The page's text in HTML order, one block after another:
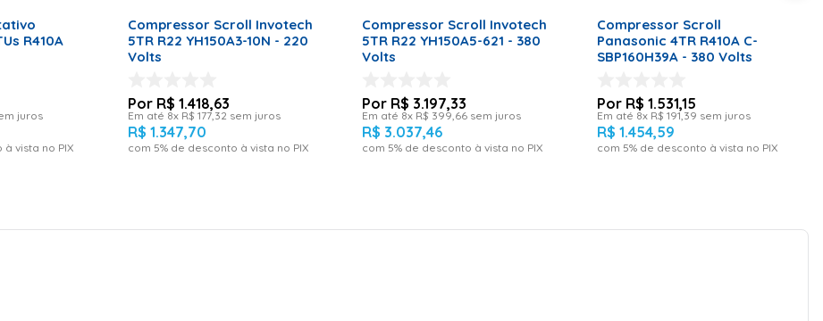
R410A
juros
vista no PIX
Compressor Scroll Invotech
5TR R22 YH150A3-10N - 220
Volts
R$ 1.418,63
Em até 8x R$ 177, 32 sem juros
R$ 1.347,70
com 5% de desconto à vista no PIX
Compressor Scroll Invotech
5TR R22 YH150A5-621 - 380
Volts
R$ 3.197,33
Em até 8x R$ 399 66 sem juros
R$ 3.037,46
com 5% de desconto à vista no PIX
Compressor Scroll
Panasonic 4TR R410A C-
SBP160H39A - 380 Volts
R$ 1.531,15
Em até 8x R$ 191, 39 sem juros
R$ 1.454,59
com 5% de desconto à vista no PIX